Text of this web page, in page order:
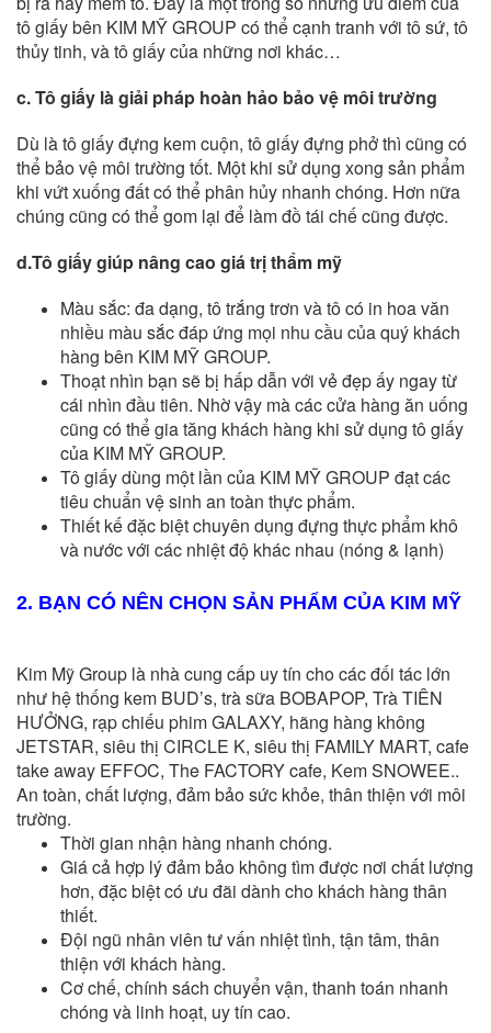
tô giấy bên KIM MỸ GROUP có thể cạnh tranh với tô sứ, tô
thủy tinh, và tô giấy của những nơi khác…
c. Tô giấy là giải pháp hoàn hảo bảo vệ môi trường
Dù là tô giấy đựng kem cuộn, tô giấy đựng phở thì cũng có
thể bảo vệ môi trường tốt. Một khi sử dụng xong sản phẩm
khi vứt xuống đất có thể phân hủy nhanh chóng. Hơn nữa
chúng cũng có thể gom lại để làm đồ tái chế cũng được.
d.Tô giấy giúp nâng cao giá trị thẩm mỹ
Màu sắc: đa dạng, tô trắng trơn và tô có in hoa văn
nhiều màu sắc đáp ứng mọi nhu cầu của quý khách
hàng bên KIM MỸ GROUP.
Thoạt nhìn bạn sẽ bị hấp dẫn với vẻ đẹp ấy ngay từ
cái nhìn đầu tiên. Nhờ vậy mà các cửa hàng ăn uống
cũng có thể gia tăng khách hàng khi sử dụng tô giấy
của KIM MỸ GROUP.
Tô giấy dùng một lần của KIM MỸ GROUP đạt các
tiêu chuẩn vệ sinh an toàn thực phẩm.
Thiết kế đặc biệt chuyên dụng đựng thực phẩm khô
và nước với các nhiệt độ khác nhau (nóng & lạnh)
2. BẠN CÓ NÊN CHỌN SẢN PHẨM CỦA KIM MỸ
Kim Mỹ Group là nhà cung cấp uy tín cho các đối tác lớn
như hệ thống kem BUD’s, trà sữa BOBAPOP, Trà TIÊN
HƯỞNG, rạp chiếu phim GALAXY, hãng hàng không
JETSTAR, siêu thị CIRCLE K, siêu thị FAMILY MART, cafe
take away EFFOC, The FACTORY cafe, Kem SNOWEE..
An toàn, chất lượng, đảm bảo sức khỏe, thân thiện với môi
trường.
Thời gian nhận hàng nhanh chóng.
Giá cả hợp lý đảm bảo không tìm được nơi chất lượng
hơn, đặc biệt có ưu đãi dành cho khách hàng thân
thiết.
Đội ngũ nhân viên tư vấn nhiệt tình, tận tâm, thân
thiện với khách hàng.
Cơ chế, chính sách chuyển vận, thanh toán nhanh
chóng và linh hoạt, uy tín cao.